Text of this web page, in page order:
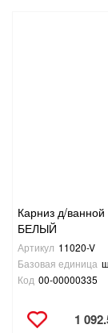
Карниз д/
БЕЛЫЙ
Артикул 11020-V
Базовая единица
Код 00-00000335
1